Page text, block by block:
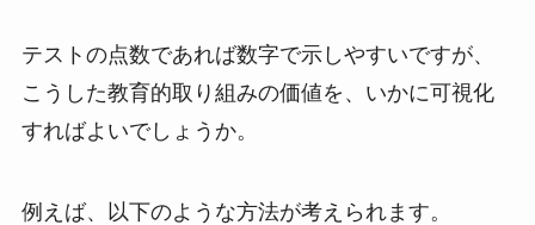
テストの点数であれば数字で示しやすいですが、
こうした教育的取り組みの価値を、いかに可視化
すればよいでしょうか。
例えば、以下のような方法が考えられます。